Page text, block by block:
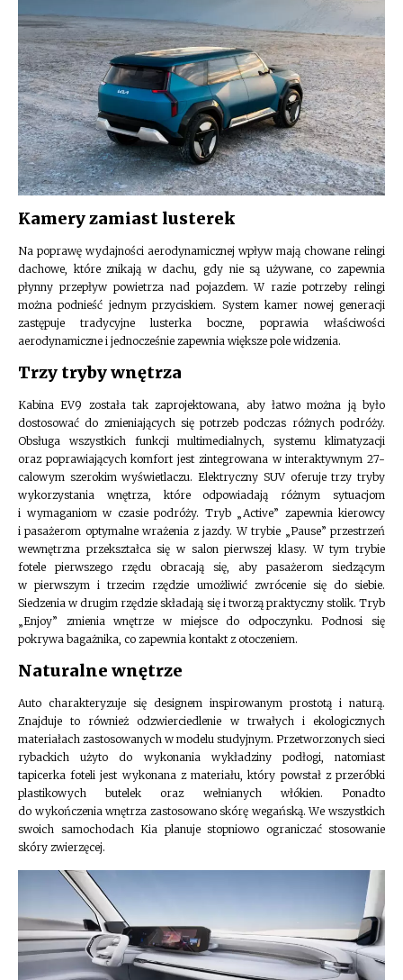
Kamery zamiast lusterek
Na poprawę wydajności aerodynamicznej wpływ mają chowane relingi
dachowe, które znikają w dachu, gdy nie są używane, co zapewnia
płynny przepływ powietrza nad pojazdem. W razie potrzeby relingi
można podnieść jednym przyciskiem. System kamer nowej generacji
zastępuje tradycyjne lusterka boczne, poprawia właściwości
aerodynamiczne i jednocześnie zapewnia większe pole widzenia.
Trzy tryby wnętrza
Kabina EV9 została tak zaprojektowana, aby łatwo można ją było
dostosować do zmieniających się potrzeb podczas różnych podróży.
Obsługa wszystkich funkcji multimedialnych, systemu klimatyzacji
oraz poprawiających komfort jest zintegrowana w interaktywnym 27-
calowym szerokim wyświetlaczu. Elektryczny SUV oferuje trzy tryby
wykorzystania wnętrza, które odpowiadają różnym sytuacjom
i wymaganiom w czasie podróży. Tryb „Active” zapewnia kierowcy
i pasażerom optymalne wrażenia z jazdy. W trybie „Pause” przestrzeń
wewnętrzna przekształca się w salon pierwszej klasy. W tym trybie
fotele pierwszego rzędu obracają się, aby pasażerom siedzącym
w pierwszym i trzecim rzędzie umożliwić zwrócenie się do siebie.
Siedzenia w drugim rzędzie składają się i tworzą praktyczny stolik. Tryb
„Enjoy” zmienia wnętrze w miejsce do odpoczynku. Podnosi się
pokrywa bagażnika, co zapewnia kontakt z otoczeniem.
Naturalne wnętrze
Auto charakteryzuje się designem inspirowanym prostotą i naturą.
Znajduje to również odzwierciedlenie w trwałych i ekologicznych
materiałach zastosowanych w modelu studyjnym. Przetworzonych sieci
rybackich użyto do wykonania wykładziny podłogi, natomiast
tapicerka foteli jest wykonana z materiału, który powstał z przeróbki
plastikowych butelek oraz wełnianych włókien. Ponadto
do wykończenia wnętrza zastosowano skórę wegańską. We wszystkich
swoich samochodach Kia planuje stopniowo ograniczać stosowanie
skóry zwierzęcej.